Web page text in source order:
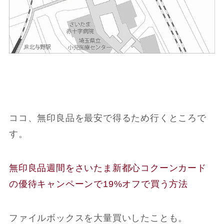
ココ、無印良品を最安で得るため行くところで
す。
無印良品週間をさいたま新都心コクーンカード
の優待キャンペーンで19%オフで買う方法
ファイルボックスを大量買いしたことも。